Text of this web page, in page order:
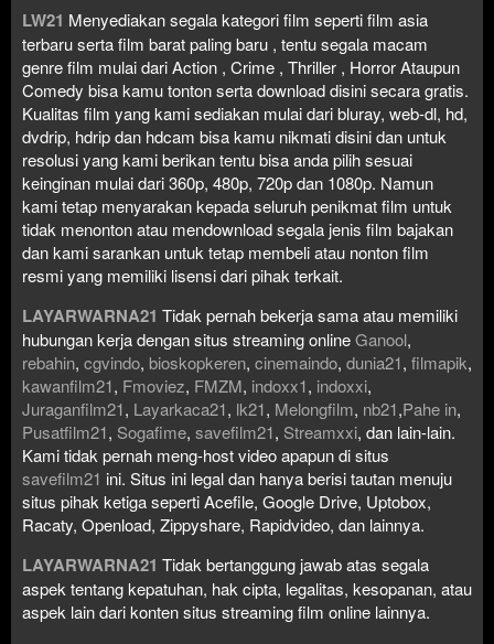
LW21 Menyediakan segala kategori film seperti film asia
terbaru serta film barat paling baru , tentu segala macam
genre film mulai dari Action , Crime , Thriller , Horror Ataupun
Comedy bisa kamu tonton serta download disini secara gratis.
Kualitas film yang kami sediakan mulai dari bluray, web-dl, hd,
dvdrip, hdrip dan hdcam bisa kamu nikmati disini dan untuk
resolusi yang kami berikan tentu bisa anda pilih sesuai
keinginan mulai dari 360p, 480p, 720p dan 1080p. Namun
kami tetap menyarakan kepada seluruh penikmat film untuk
tidak menonton atau mendownload segala jenis film bajakan
dan kami sarankan untuk tetap membeli atau nonton film
resmi yang memiliki lisensi dari pihak terkait.
LAYARWARNA21 Tidak pernah bekerja sama atau memiliki
hubungan kerja dengan situs streaming onlineGanool,
rebahin, cgvindo, bioskopkeren, cinemaindo, dunia21, filmapik,
kawanfilm21, Fmoviez, FMZM, indoxx1, indoxxi,
Juraganfilm21, Layarkaca21, lk21, Melongfilm, nb21,Pahe in,
Pusatfilm21, Sogafime, savefilm21, Streamxxi, dan lain-lain.
Kami tidak pernah meng-host video apapun di situs
savefilm21 ini. Situs ini legal dan hanya berisi tautan menuju
situs pihak ketiga seperti Acefile, Google Drive, Uptobox,
Racaty, Openload, Zippyshare, Rapidvideo, dan lainnya.
LAYARWARNA21 Tidak bertanggung jawab atas segala
aspek tentang kepatuhan, hak cipta, legalitas, kesopanan, atau
aspek lain dari konten situs streaming film online lainnya.